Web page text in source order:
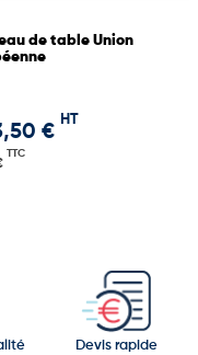
de table Union
€
HT
TTC
Devis rapide